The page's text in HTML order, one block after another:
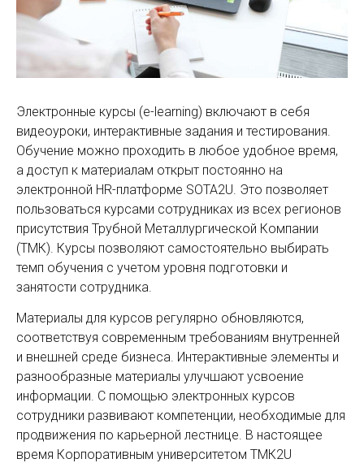
Электронные курсы (e-learning) включают в себя
видеоуроки, интерактивные задания и тестирования.
Обучение можно проходить в любое удобное время,
а доступ к материалам открыт постоянно на
электронной HR-платформе SOTA2U. Это позволяет
пользоваться курсами сотрудниках из всех регионов
присутствия Трубной Металлургической Компании
(ТМК). Курсы позволяют самостоятельно выбирать
темп обучения с учетом уровня подготовки и
занятости сотрудника.
Материалы для курсов регулярно обновляются,
соответствуя современным требованиям внутренней
и внешней среде бизнеса. Интерактивные элементы и
разнообразные материалы улучшают усвоение
информации. С помощью электронных курсов
сотрудники развивают компетенции, необходимые для
продвижения по карьерной лестнице. В настоящее
время Корпоративным университетом ТМК2U